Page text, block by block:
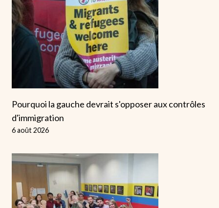
Pourquoi la gauche devrait s'opposer aux contrôles
d'immigration
6 août 2026